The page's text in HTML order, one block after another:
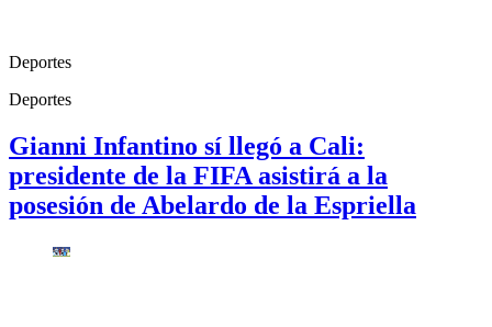
Deportes
Deportes
Gianni Infantino sí llegó a Cali:
presidente de la FIFA asistirá a la
posesión de Abelardo de la Espriella